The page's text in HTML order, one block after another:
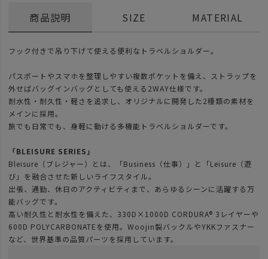
商品説明
フック付きで吊り下げて使える便利なトラベルショルダー。
パスポートやスマホを整理しやすい複数ポケットを備え、ストラップを
外せばバッグインバッグとしても使える2WAY仕様です。
耐水性・耐久性・軽さを追求し、オリジナルに開発した2種類の素材を
メインに採用。
旅でも日常でも、身軽に動ける多機能トラベルショルダーです。
「BLEISURE SERIES」
Bleisure（ブレジャー）とは、「Business（仕事）」と「Leisure（遊
び」を融合させた新しいライフスタイル。
出張、通勤、休日のアクティビティまで、あらゆるシーンに活躍する万
能バッグです。
高い耐久性と耐水性を備えた、330D×1000D CORDURA® 3レイヤーや
600D POLYCARBONATEを使用。Woojin製バックルやYKKファスナー
など、世界基準の品質パーツを採用しています。
SIZE MATERIAL